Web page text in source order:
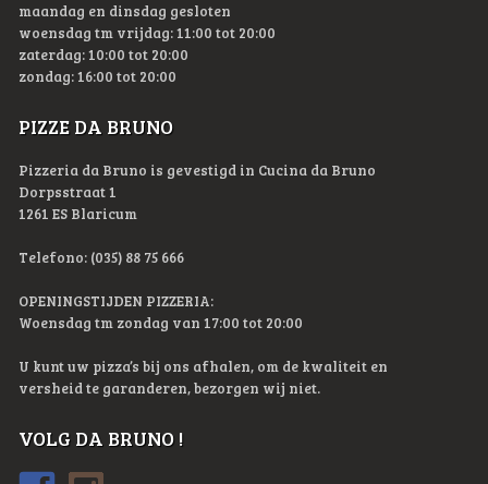
maandag en dinsdag gesloten
woensdag tm vrijdag: 11:00 tot 20:00
zaterdag: 10:00 tot 20:00
zondag: 16:00 tot 20:00
PIZZE DA BRUNO
Pizzeria da Bruno is gevestigd in Cucina da Bruno
Dorpsstraat 1
1261 ES Blaricum
Telefono: (035) 88 75 666
OPENINGSTIJDEN PIZZERIA:
Woensdag tm zondag van 17:00 tot 20:00
U kunt uw pizza’s bij ons afhalen, om de kwaliteit en
versheid te garanderen, bezorgen wij niet.
VOLG DA BRUNO !